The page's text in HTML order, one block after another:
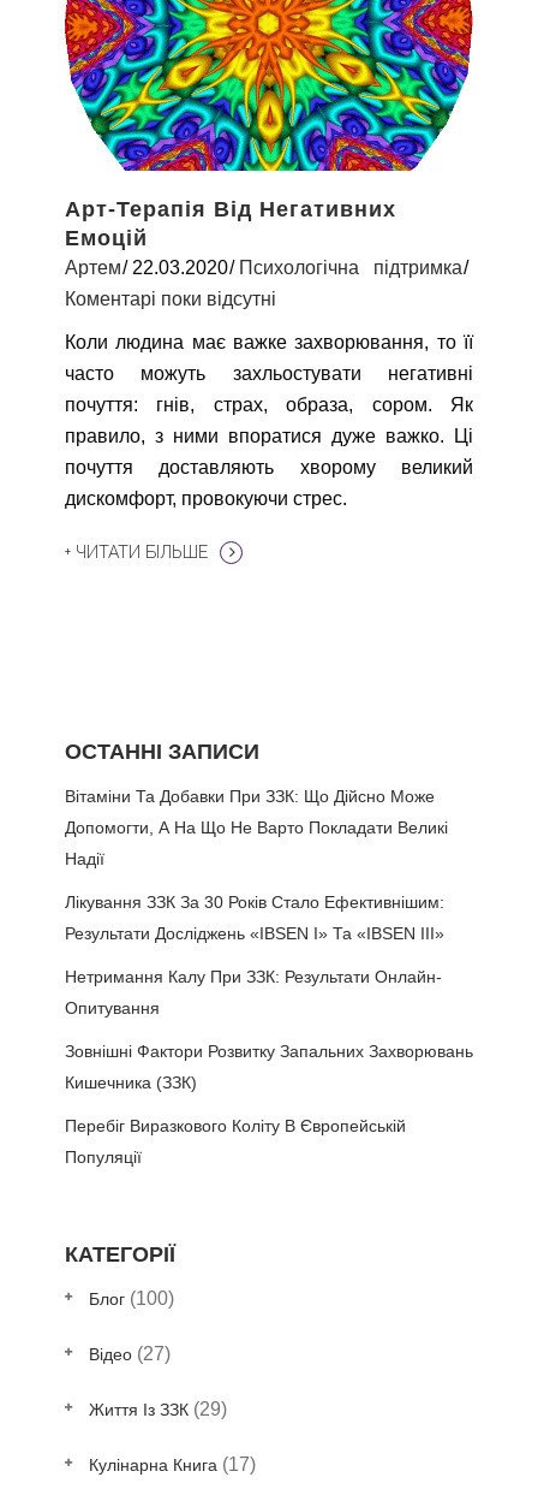
Арт-Терапія Від Негативних
Емоцій
Артем 22.03.2020
Психологічна підтримка
Коментарі поки відсутні
Коли людина має важке захворювання, то її
часто можуть захльостувати негативні
почуття: гнів, страх, образа, сором. Як
правило, з ними впоратися дуже важко. Ці
почуття доставляють хворому великий
дискомфорт, провокуючи стрес.
+ ЧИТАТИ БІЛЬШЕ
ОСТАННІ ЗАПИСИ
Вітаміни Та Добавки При ЗЗК: Що Дійсно Може
Допомогти, А На Що Не Варто Покладати Великі
Надії
Лікування ЗЗК За 30 Років Стало Ефективнішим:
Результати Досліджень «IBSEN I» Та «IBSEN III»
Нетримання Калу При ЗЗК: Результати Онлайн-
Опитування
Зовнішні Фактори Розвитку Запальних Захворювань
Кишечника (ЗЗК)
Перебіг Виразкового Коліту В Європейській
Популяції
КАТЕГОРІЇ
Блог (100)
Відео (27)
Життя Із ЗЗК (29)
Кулінарна Книга (17)